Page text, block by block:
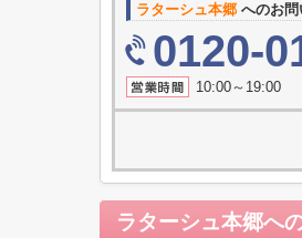
ラターシュ本郷 へのお
0120-
10:00～19:00
ラターシュ本郷へ